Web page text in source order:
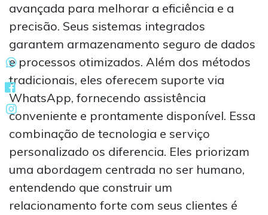
avançada para melhorar a eficiência e a
precisão. Seus sistemas integrados
garantem armazenamento seguro de dados
e processos otimizados. Além dos métodos
tradicionais, eles oferecem suporte via
WhatsApp, fornecendo assistência
conveniente e prontamente disponível. Essa
combinação de tecnologia e serviço
personalizado os diferencia. Eles priorizam
uma abordagem centrada no ser humano,
entendendo que construir um
relacionamento forte com seus clientes é